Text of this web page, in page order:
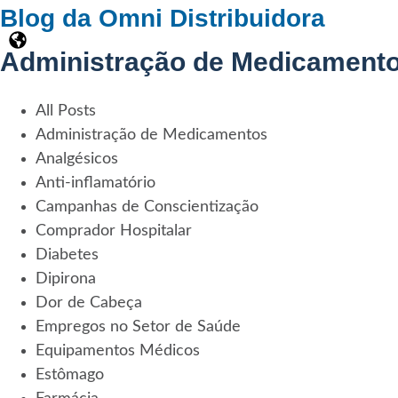
Blog da Omni Distribuidora
Administração de
All Posts
Administração de Medicamentos
Analgésicos
Anti-inflamatório
Campanhas de Conscientização
Comprador Hospitalar
Diabetes
Dipirona
Dor de Cabeça
Empregos no Setor de Saúde
Equipamentos Médicos
Estômago